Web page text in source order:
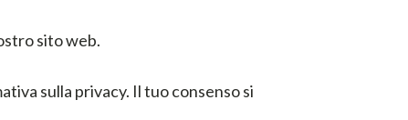
sito web.
sulla privacy. Il tuo consenso si